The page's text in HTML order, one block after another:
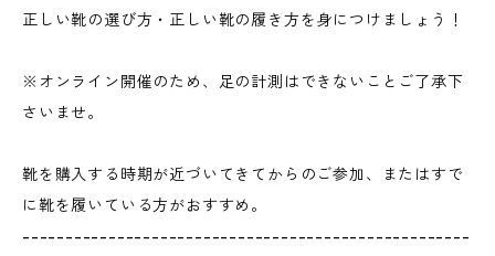
正しい靴の選び方・正しい靴の履き方を身につけましょう！
※オンライン開催のため、足の計測はできないことご了承下
さいませ。
靴を購入する時期が近づいてきてからのご参加、またはすで
に靴を履いている方がおすすめ。
----------------------------------------------------